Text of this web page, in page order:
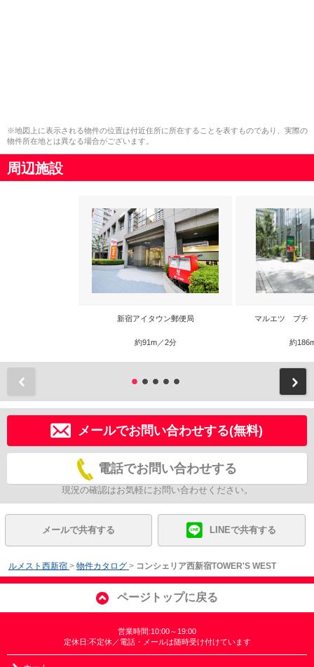
※地図上に表示される物件の位置は付近住所に所在することを表すものであり、実際の
物件所在地とは異なる場合がございます。
周辺施設
新宿アイタウン郵便局
約91m／2分
マルエツ プチ
約
メールでお問い合わせする(無料)
電話でお問い合わせする
現況の確認はお気軽にお問い合わせください。
メールで共有する LINEで共有する
ルメスト西新宿 > 物件カタログ > コンシェリア西新宿TOWER'S WEST
ページトップに戻る
営業時間:10:00～19:00
定休日:不定休／電話・メールは随時受け付けています